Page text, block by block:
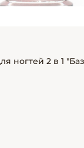
ногтей 2 в 1